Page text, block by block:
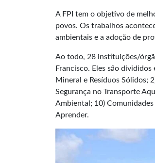
A FPI tem o objetivo de
povos. Os trabalhos
ambientais e a adoção de
Ao todo, 28 instituições/
Francisco. Eles são
Mineral e Resíduos Sólidos;
Segurança no Transporte
Ambiental; 10)
Aprender.